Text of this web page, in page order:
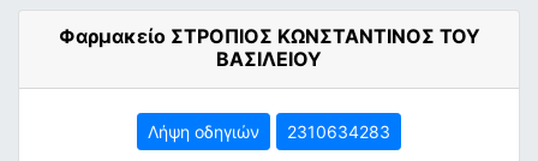
Φαρμακείο ΣΤΡΟΠΙΟΣ ΚΩΝΣΤΑΝΤΙΝΟΣ ΤΟΥ
ΒΑΣΙΛΕΙΟΥ
Λήψη οδηγιών 2310634283